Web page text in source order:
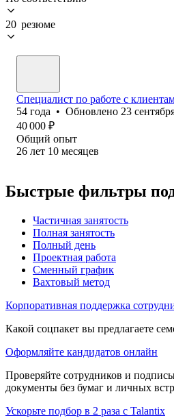
20 резюме
Специалист по работе с
54 года • Обновлено 23
40 000 ₽
Общий опыт
26 лет 10 месяцев
Быстрые фильтры
Частичная занятость
Полная занятость
Полный день
Проектная работа
Сменный график
Вахтовый метод
Корпоративная поддержка
Какой соцпакет вы предлагаете
Оформляйте кандидатов онлайн
Проверяйте сотрудников и
документы без бумаг и личных
Ускорьте подбор в 2 раза с Talantix